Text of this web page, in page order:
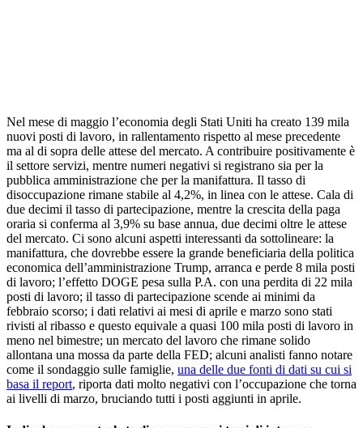
Nel mese di maggio l’economia degli Stati Uniti ha creato 139 mila
nuovi posti di lavoro, in rallentamento rispetto al mese precedente
ma al di sopra delle attese del mercato. A contribuire positivamente è
il settore servizi, mentre numeri negativi si registrano sia per la
pubblica amministrazione che per la manifattura. Il tasso di
disoccupazione rimane stabile al 4,2%, in linea con le attese. Cala di
due decimi il tasso di partecipazione, mentre la crescita della paga
oraria si conferma al 3,9% su base annua, due decimi oltre le attese
del mercato. Ci sono alcuni aspetti interessanti da sottolineare: la
manifattura, che dovrebbe essere la grande beneficiaria della politica
economica dell’amministrazione Trump, arranca e perde 8 mila posti
di lavoro; l’effetto DOGE pesa sulla P.A. con una perdita di 22 mila
posti di lavoro; il tasso di partecipazione scende ai minimi da
febbraio scorso; i dati relativi ai mesi di aprile e marzo sono stati
rivisti al ribasso e questo equivale a quasi 100 mila posti di lavoro in
meno nel bimestre; un mercato del lavoro che rimane solido
allontana una mossa da parte della FED; alcuni analisti fanno notare
come il sondaggio sulle famiglie, una delle due fonti di dati su cui si
basa il report, riporta dati molto negativi con l’occupazione che torna
ai livelli di marzo, bruciando tutti i posti aggiunti in aprile.